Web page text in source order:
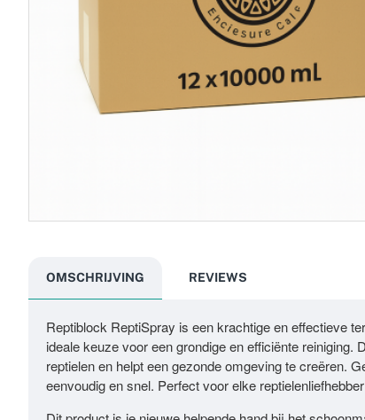
OMSCHRIJVING REVIEWS
Reptiblock ReptiSpray is een krachtige en effectieve
ideale keuze voor een grondige en efficiënte
reptielen en helpt een gezonde omgeving te creëren.
eenvoudig en snel. Perfect voor elke